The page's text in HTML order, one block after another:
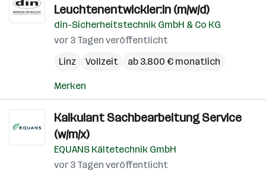
Leuchtenentwickler:in (m/w/d)
din-Sicherheitstechnik GmbH & Co KG
vor 3 Tagen veröffentlicht
Linz
Vollzeit ab 3.800 € monatlich
Merken
Kalkulant Sachbearbeitung Service
(w/m/x)
EQUANS Kältetechnik GmbH
vor 3 Tagen veröffentlicht